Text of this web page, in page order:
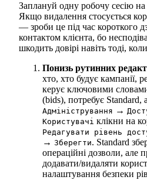
Заплануй одну робочу сесію
Якщо видалення стосується
— зроби це під час короткого
контактом клієнта, бо
шкодить довірі навіть тоді,
Понизь рутинних
хто, хто будує кампанії,
керує ключовими
(bids), потребує Standard,
Адміністрування →
Користувачі клікни на
Редагувати рівень
→ Зберегти. Standard
операційні дозволи, але
додавати/видаляти
налаштування безпеки